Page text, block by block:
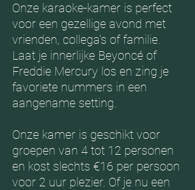
Onze karaoke-kamer is perfect
voor een gezellige avond met
vrienden, collega's of familie.
Laat je innerlijke Beyoncé of
Freddie Mercury los en zing je
favoriete nummers in een
aangename setting.
Onze kamer is geschikt voor
groepen van 4 tot 12 personen
en kost slechts €16 per persoon
voor 2 uur plezier. Of je nu een